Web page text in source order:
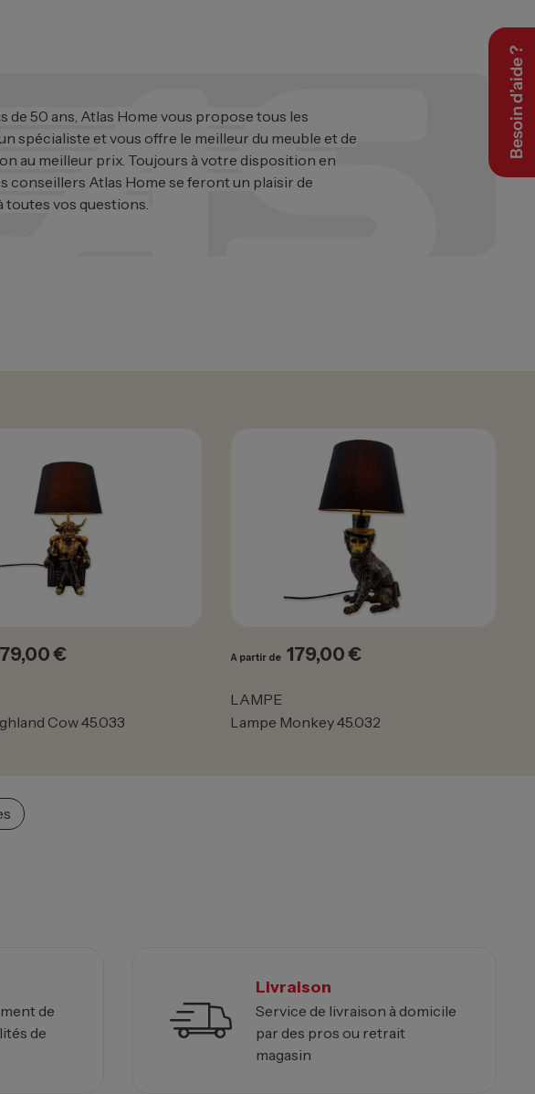
de 50 ans, Atlas Home vous propose tous les
spécialiste et vous offre le meilleur du meuble et de
au meilleur prix. Toujours à votre disposition en
conseillers Atlas Home se feront un plaisir de
toutes vos questions.
€
Cow 45.033
A partir de Prix
179,00 €
LAMPE
Lampe Monkey 45.032
de
de
Livraison
Service de livraison à domicile
par des pros ou retrait
magasin
Besoin d’aide ?